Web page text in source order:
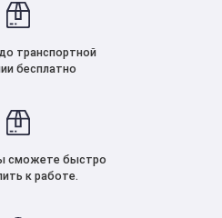
транспортной
бесплатно
сможете быстро
к работе.